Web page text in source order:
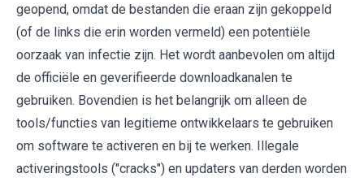
geopend, omdat de bestanden die eraan zijn gekoppeld
(of de links die erin worden vermeld) een potentiële
oorzaak van infectie zijn. Het wordt aanbevolen om altijd
de officiële en geverifieerde downloadkanalen te
gebruiken. Bovendien is het belangrijk om alleen de
tools/functies van legitieme ontwikkelaars te gebruiken
om software te activeren en bij te werken. Illegale
activeringstools ("cracks") en updaters van derden worden